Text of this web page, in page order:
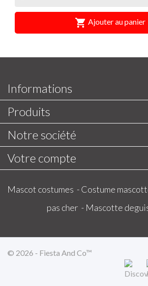
 Ajouter au panier
Informations
Produits
Notre société
Votre compte
Mascot costumes - Costume
pas cher - Mascotte
© 2026 - Fiesta And Co™